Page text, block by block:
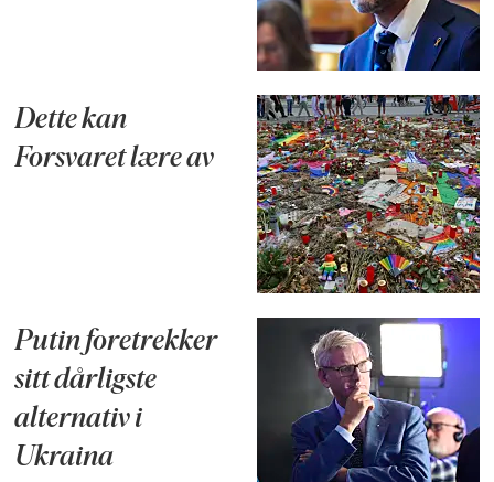
Dette kan
Forsvaret lære av
Putin foretrekker
sitt dårligste
alternativ i
Ukraina